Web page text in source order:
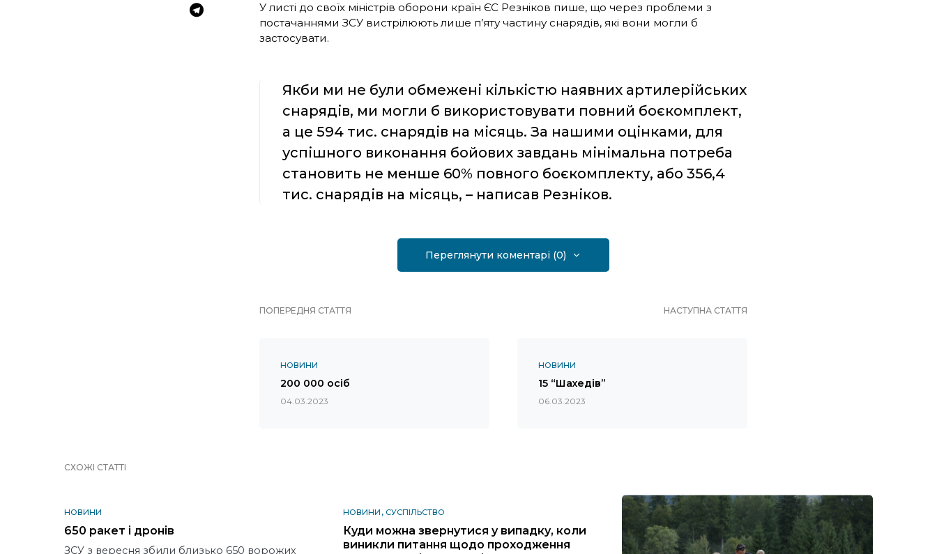
У листі до своїх міністрів оборони країн ЄС Резніков пише, що через проблеми з
постачаннями ЗСУ вистрілюють лише п’яту частину снарядів, які вони могли б
застосувати.
Якби ми не були обмежені кількістю наявних артилерійських
снарядів, ми могли б використовувати повний боєкомплект,
а це 594 тис. снарядів на місяць. За нашими оцінками, для
успішного виконання бойових завдань мінімальна потреба
становить не менше 60% повного боєкомплекту, або 356,4
тис. снарядів на місяць, – написав Резніков.
Переглянути коментарі (0)
ПОПЕРЕДНЯ СТАТТЯ
НОВИНИ
200 000 осіб
04.03.2023
НАСТУПНА СТАТТЯ
НОВИНИ
15 “Шахедів”
06.03.2023
СХОЖІ СТАТТІ
НОВИНИ
650 ракет і дронів
ЗСУ з вересня збили близько 650 ворожих
НОВИНИ СУСПІЛЬСТВО
Куди можна звернутися у випадку, коли
виникли питання щодо проходження